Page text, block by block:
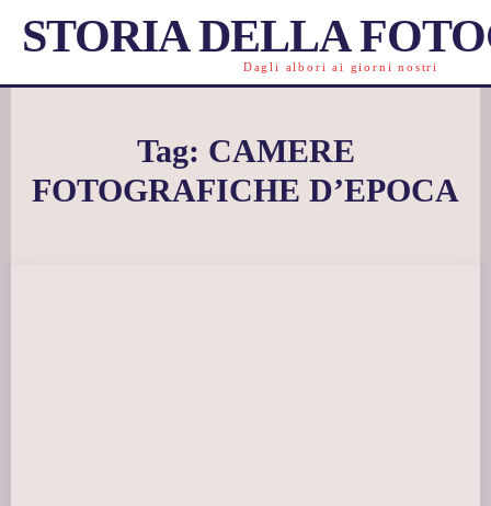
STORIA DELLA
Dagli albori ai giorni nostri
Tag: CAMERE
FOTOGRAFICHE D’EPOCA